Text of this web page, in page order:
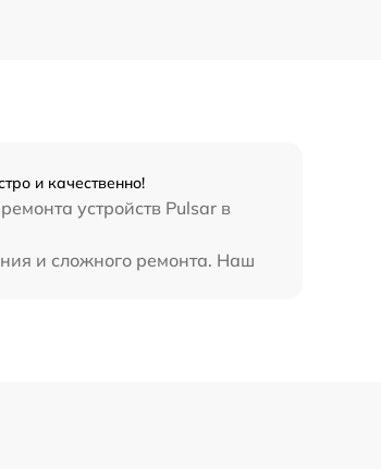
и качественно!
устройств Pulsar в
и сложного ремонта. Наш